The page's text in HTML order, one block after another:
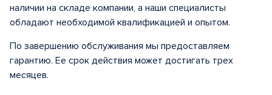
наличии на складе компании, а наши специалисты
обладают необходимой квалификацией и опытом.
По завершению обслуживания мы предоставляем
гарантию. Ее срок действия может достигать трех
месяцев.